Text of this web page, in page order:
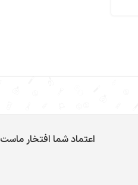
اعتماد شما افتخار ماست